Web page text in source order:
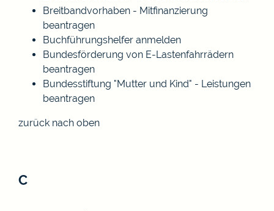
Breitbandvorhaben - Mitfinanzierung
beantragen
Buchführungshelfer anmelden
Bundesförderung von E-Lastenfahrrädern
beantragen
Bundesstiftung "Mutter und Kind" - Leistungen
beantragen
zurück nach oben
C